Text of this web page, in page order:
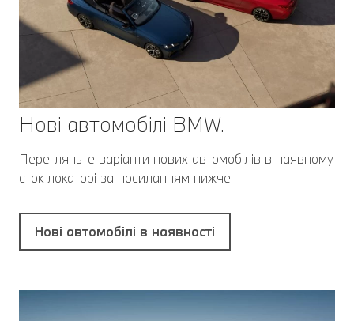
Нові автомобілі BMW.
Перегляньте варіанти нових автомобілів в наявному
сток локаторі за посиланням нижче.
Нові автомобілі в наявності